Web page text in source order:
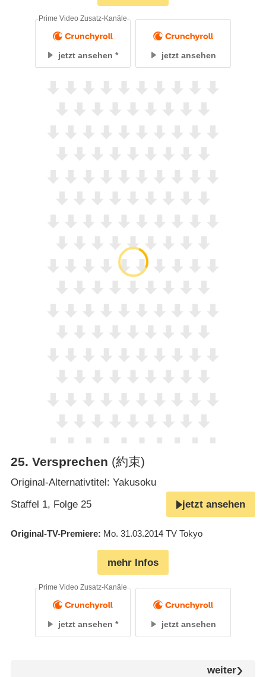
jetzt ansehen
Prime Video Zusatz-Kanäle
jetzt ansehen
25. Versprechen (約束)
Original-Alternativtitel: Yakusoku
Staffel 1, Folge 25
jetzt ansehen
Original-TV-Premiere Mo. 31.03.2014 TV Tokyo
mehr Infos
jetzt ansehen
Prime Video Zusatz-Kanäle
jetzt ansehen
weiter